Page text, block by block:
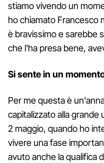
stiamo vivendo un
ho chiamato Francesco
è bravissimo e sarebbe
che l'ha presa bene,
Si sente in un
Per me questa è
capitalizzato alla grande
2 maggio, quando ho
vivere una fase
avuto anche la qualifica